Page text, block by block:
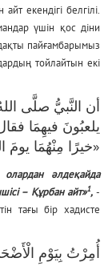
екендігі белгілі.
үшін қос діни
пайғамбарымыз
тойлайтын екі
يلعبُونَ فيهِمَا
خيرًا مِنْهُمَا يومَ الفطرِ ويومَ الأَضْحَى»
әлдеқайда
– Құрбан айт»1,-
тағы бір хадисте
أُمِرْتُ بِيَوْمِ